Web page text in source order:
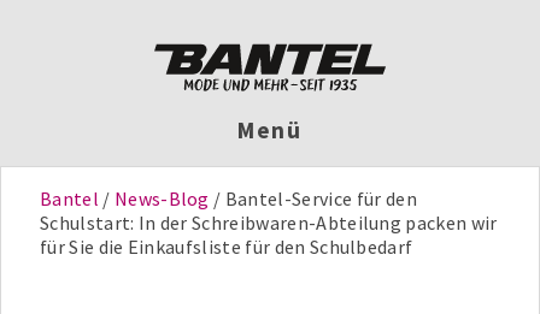
Menü
Bantel News-Blog
Bantel-Service für den
Schulstart: In der Schreibwaren-Abteilung packen wir
für Sie die Einkaufsliste für den Schulbedarf